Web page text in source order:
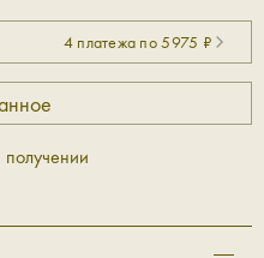
4 платежа по 5975 ₽